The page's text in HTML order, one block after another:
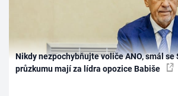
Nikdy nezpochybňujte voliče ANO, smál se
průzkumu mají za lídra opozice Babiše